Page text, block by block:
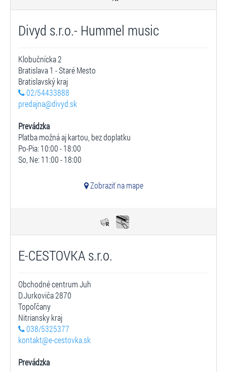
Divyd s.r.o.- Hummel music
Klobučnícka 2
Bratislava 1 - Staré Mesto
Bratislavský kraj
02/54433888
predajna@divyd.sk
Prevádzka
Platba možná aj kartou, bez doplatku
Po-Pia: 10:00 - 18:00
So, Ne: 11:00 - 18:00
Zobraziť na mape
E-CESTOVKA s.r.o.
Obchodné centrum Juh
D.Jurkoviča 2870
Topoľčany
Nitriansky kraj
038/5325377
kontakt@e-cestovka.sk
Prevádzka